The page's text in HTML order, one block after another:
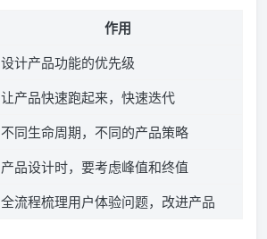
作用
设计产品功能的优先级
让产品快速跑起来，快速迭代
不同生命周期，不同的产品策略
产品设计时，要考虑峰值和终值
全流程梳理用户体验问题，改进产品